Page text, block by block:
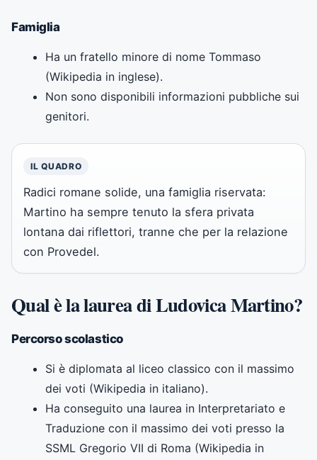
Famiglia
Ha un fratello minore di nome Tommaso
(Wikipedia in inglese).
Non sono disponibili informazioni pubbliche sui
genitori.
IL QUADRO
Radici romane solide, una famiglia riservata:
Martino ha sempre tenuto la sfera privata
lontana dai riflettori, tranne che per la relazione
con Provedel.
Qual è la laurea di Ludovica Martino?
Percorso scolastico
Si è diplomata al liceo classico con il massimo
dei voti (Wikipedia in italiano).
Ha conseguito una laurea in Interpretariato e
Traduzione con il massimo dei voti presso la
SSML Gregorio VII di Roma (Wikipedia in